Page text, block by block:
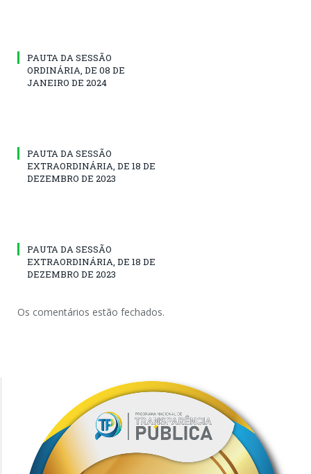
PAUTA DA SESSÃO
ORDINÁRIA, DE 08 DE
JANEIRO DE 2024
PAUTA DA SESSÃO
EXTRAORDINÁRIA, DE 18 DE
DEZEMBRO DE 2023
PAUTA DA SESSÃO
EXTRAORDINÁRIA, DE 18 DE
DEZEMBRO DE 2023
Os comentários estão fechados.